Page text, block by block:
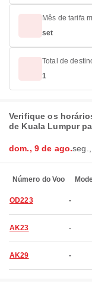
Mês de tarifa
set
Total de
1
Verifique os
de Kuala Lumpur
dom., 9 de ago.
Número do Voo
OD223 -
AK23 -
AK29 -